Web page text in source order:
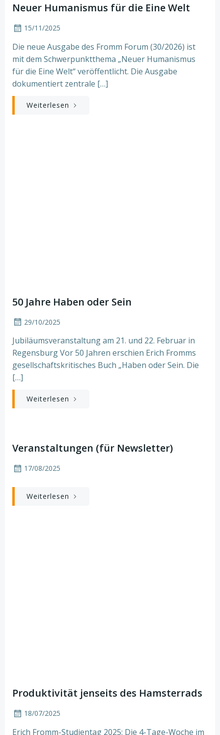
Neuer Humanismus für die Eine Welt
15/11/2025
Die neue Ausgabe des Fromm Forum (30/2026) ist
mit dem Schwerpunktthema „Neuer Humanismus
für die Eine Welt“ veröffentlicht. Die Ausgabe
dokumentiert zentrale […]
Weiterlesen
50 Jahre Haben oder Sein
29/10/2025
Jubiläumsveranstaltung am 21. und 22. Februar in
Regensburg Vor 50 Jahren erschien Erich Fromms
gesellschaftskritisches Buch „Haben oder Sein. Die
[…]
Weiterlesen
Veranstaltungen (für Newsletter)
17/08/2025
Weiterlesen
Produktivität jenseits des Hamsterrads
18/07/2025
Erich Fromm-Studientag 2025: Die 4-Tage-Woche im